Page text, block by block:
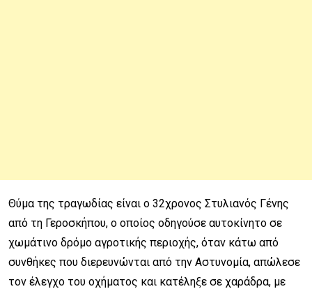
Θύμα της τραγωδίας είναι ο 32χρονος Στυλιανός Γένης
από τη Γεροσκήπου, ο οποίος οδηγούσε αυτοκίνητο σε
χωμάτινο δρόμο αγροτικής περιοχής, όταν κάτω από
συνθήκες που διερευνώνται από την Αστυνομία, απώλεσε
τον έλεγχο του οχήματος και κατέληξε σε χαράδρα, με